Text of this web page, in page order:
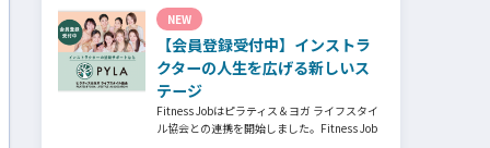
藤健祐さんにインタビュー。
フィットネスクラブのキャンペーンや違約金
制度はお客様を大切にする仕組みだろう
か！？資金が底をつく恐怖と闘いながらもお
客様との絆を築き上げた秘訣とは？
NEW
【会員登録受付中】インストラ
クターの人生を広げる新しいス
テージ
Fitness Jobはピラティス＆ヨガ ライフスタイ
ル協会との連携を開始しました。Fitness Job